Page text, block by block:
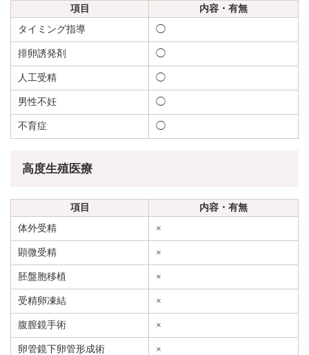
項目
内容・有無
タイミング指導
◯
排卵誘発剤 ◯
人工受精 ◯
男性不妊 ◯
不育症 ◯
高度生殖医療
項目
内容・有無
体外受精
×
顕微受精 ×
胚盤胞移植 ×
受精卵凍結 ×
腹膣鏡手術 ×
卵管鏡下卵管形成術 ×